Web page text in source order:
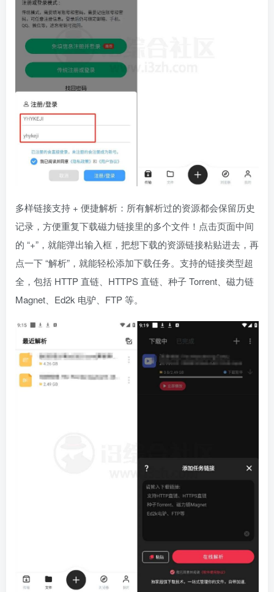
多样链接支持 + 便捷解析：所有解析过的资源都会保留历史
记录，方便重复下载磁力链接里的多个文件！点击页面中间
的 “+”，就能弹出输入框，把想下载的资源链接粘贴进去，再
点一下 “解析”，就能轻松添加下载任务。支持的链接类型超
全，包括 HTTP 直链、HTTPS 直链、种子 Torrent、磁力链
Magnet、Ed2k 电驴、FTP 等。